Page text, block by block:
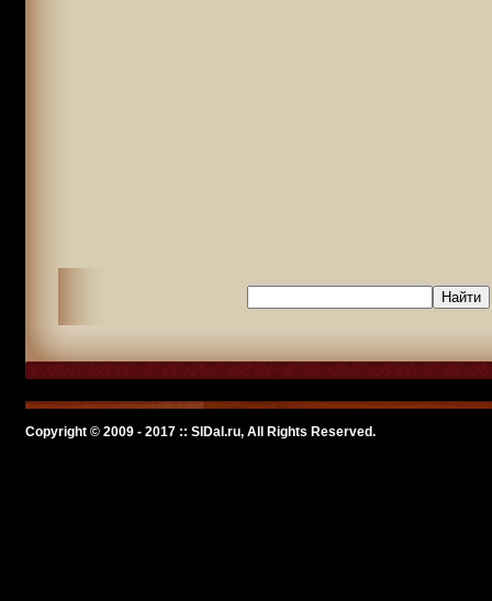
Copyright © 2009 - 2017 :: SlDal.ru, All Rights Reserved.